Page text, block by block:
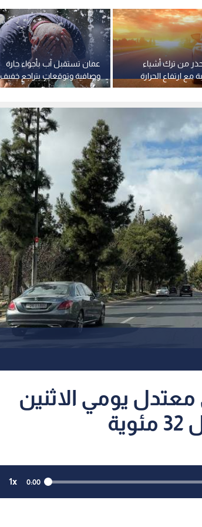
عمان تستقبل آب بأجواء حارة
وصافية وتوقعات بتراجع خفيف
للحرارة مع بداية الأسبوع
من ترك أشياء
مع ارتفاع الحرارة
يومي الاثنين
0:00
1x